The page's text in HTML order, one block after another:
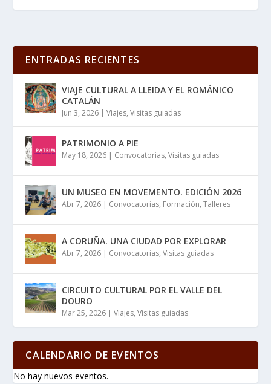
ENTRADAS RECIENTES
VIAJE CULTURAL A LLEIDA Y EL ROMÁNICO
CATALÁN
Jun 3, 2026 |Viajes,Visitas guiadas
PATRIMONIO A PIE
May 18, 2026 | Convocatorias,Visitas guiadas
UN MUSEO EN MOVEMENTO. EDICIÓN 2026
Abr 7, 2026 | Convocatorias, Formación,Talleres
A CORUÑA. UNA CIUDAD POR EXPLORAR
Abr 7, 2026 | Convocatorias,Visitas guiadas
CIRCUITO CULTURAL POR EL VALLE DEL
DOURO
Mar 25, 2026 |Viajes,Visitas guiadas
CALENDARIO DE EVENTOS
No hay nuevos eventos.